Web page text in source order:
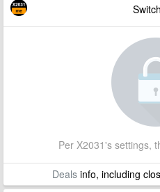
Per X2031's settings,
Dealsinfo, including